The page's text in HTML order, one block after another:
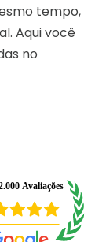
tempo,
Aqui você
no